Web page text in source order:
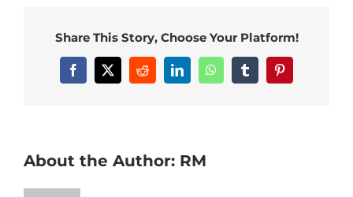
Share This Story, Choose Your Platform!
Facebook
X RedditLinkedInWhatsAppTumblrPinterest
About the Author: RM